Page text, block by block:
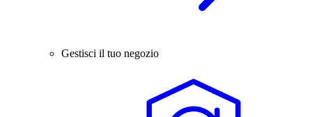
Gestisci il tuo negozio